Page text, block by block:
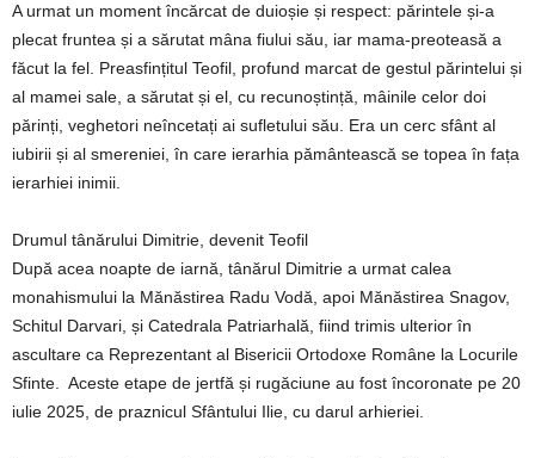
A urmat un moment încărcat de duioșie și respect: părintele și-a
plecat fruntea și a sărutat mâna fiului său, iar mama-preoteasă a
făcut la fel. Preasfințitul Teofil, profund marcat de gestul părintelui și
al mamei sale, a sărutat și el, cu recunoștință, mâinile celor doi
părinți, veghetori neîncetați ai sufletului său. Era un cerc sfânt al
iubirii și al smereniei, în care ierarhia pământească se topea în fața
ierarhiei inimii.
Drumul tânărului Dimitrie, devenit Teofil
După acea noapte de iarnă, tânărul Dimitrie a urmat calea
monahismului la Mănăstirea Radu Vodă, apoi Mănăstirea Snagov,
Schitul Darvari, și Catedrala Patriarhală, fiind trimis ulterior în
ascultare ca Reprezentant al Bisericii Ortodoxe Române la Locurile
Sfinte. Aceste etape de jertfă și rugăciune au fost încoronate pe 20
iulie 2025, de praznicul Sfântului Ilie, cu darul arhieriei.